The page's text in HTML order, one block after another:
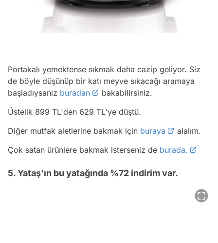
Portakalı yemektense sıkmak daha cazip geliyor. Siz
de böyle düşünüp bir katı meyve sıkacağı aramaya
başladıysanız buradan
bakabilirsiniz.
Üstelik 899 TL'den 629 TL'ye düştü.
Diğer mutfak aletlerine bakmak için buraya
alalım.
Çok satan ürünlere bakmak isterseniz de burada.
5. Yataş'ın bu yatağında %72 indirim var.